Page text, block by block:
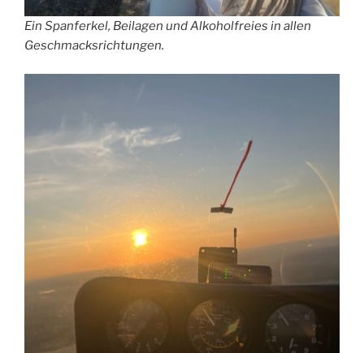
Ein Spanferkel, Beilagen und Alkoholfreies in allen
Geschmacksrichtungen.